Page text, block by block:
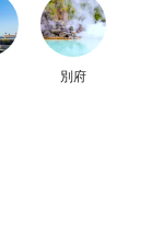
別府